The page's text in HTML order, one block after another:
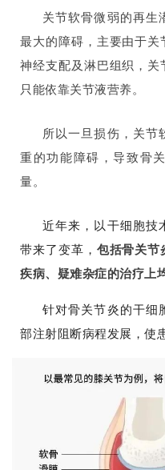
关节软骨微弱的再生
最大的障碍 ，主要由于
神经支配及淋巴组织，关
只能依靠关节液营养。
所以一旦损伤，关节
重的功能障碍，导致骨
量。
近年来，以干细胞技
带来了变革， 包括骨关节
疾病、疑难杂症的治疗上
针对骨关节炎的干细
部注射阻断病程发展，使